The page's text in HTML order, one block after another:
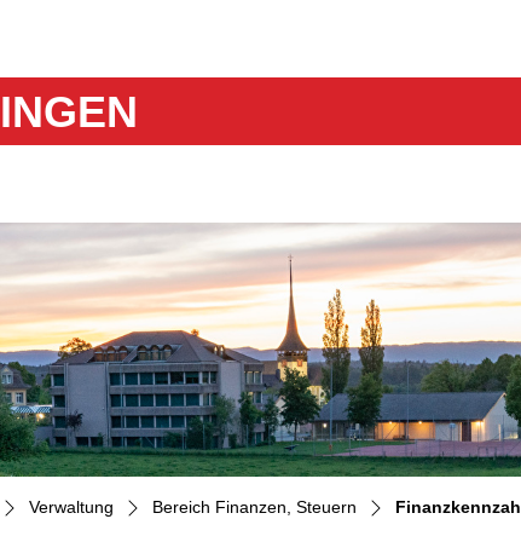
Verwaltung Bereich Finanzen, Steuern